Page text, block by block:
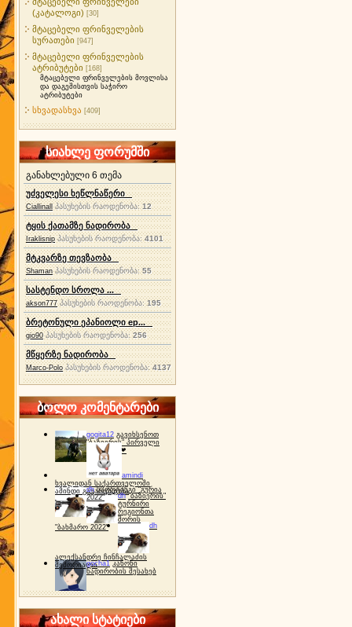
(კატალოგი) [30]
მტაცებელი ფრინველების
სურათები [947]
მტაცებელი ფრინველების
ატრიბუტები [168]
მტაცებელი ფრინველების მოვლისა
და დაგეშისთვის საჭირო
ატრიბუტები
სხვადასხვა [409]
სიახლე ფორუმში
განახლებული 6 თემა
უძველესი ხეწლნაწერი
Ciallinall პასუხების რაოდენობა:12
ტყის ქათამზე ნადირობა
Iraklisnip პასუხების რაოდენობა: 4101
მტკვარზე თევზაობა
Shaman პასუხების რაოდენობა:55
სასტენდო სროლა ...
akson777 პასუხების რაოდენობა:195
ბრეტონული ეპანიოლი ep...
gio90 პასუხების რაოდენობა:256
მწყერზე ნადირობა
Marco-Polo პასუხების რაოდენობა:4137
ბოლო კომენტარები
gogita12 გავიხსენოთ
"ბაზიერის" პირველი
ტურნირი ❤
amindi
ხვალიდან საქართველოში
ამინდი გაუარესდება
dh სპორტინგი "გურია
2022"
dh "ბაზიერის"
ტურნირი
რეგიონთა
შორის
"ბახმარო 2022"
dh
ალექსანდრე ჩინჩალაძის
მემორიალიgocha1 კანონი
ნადირობის შესახებ
ახალი სტატიები